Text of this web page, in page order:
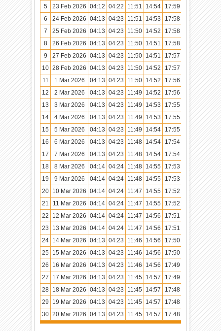
5 23 Feb 2026 04:12 04:22 11:51 14:54 17:59
19:09
6
24 Feb 2026 04:13 04:23 11:51 14:53 17:58
19:08
7
25 Feb 2026 04:13 04:23 11:50 14:52 17:58
19:08
8
26 Feb 2026 04:13 04:23 11:50 14:51 17:58
19:07
9
27 Feb 2026 04:13 04:23 11:50 14:51 17:57
19:07
10 28 Feb 2026 04:13 04:23 11:50 14:52 17:57
19:06
11
1 Mar 2026 04:13 04:23 11:50 14:52 17:56
19:06
12
2 Mar 2026 04:13 04:23 11:49 14:52 17:56
19:05
13
3 Mar 2026 04:13 04:23 11:49 14:53 17:55
19:05
14
4 Mar 2026 04:13 04:23 11:49 14:53 17:55
19:04
15
5 Mar 2026 04:13 04:23 11:49 14:54 17:55
19:04
16
6 Mar 2026 04:13 04:23 11:48 14:54 17:54
19:03
17
7 Mar 2026 04:13 04:23 11:48 14:54 17:54
19:03
18
8 Mar 2026 04:14 04:24 11:48 14:55 17:53
19:02
19
9 Mar 2026 04:14 04:24 11:48 14:55 17:53
19:02
20 10 Mar 2026 04:14 04:24 11:47 14:55 17:52
19:01
21
11 Mar 2026 04:14 04:24 11:47 14:55 17:52
19:01
22
12 Mar 2026 04:14 04:24 11:47 14:56 17:51
19:00
23
13 Mar 2026 04:14 04:24 11:47 14:56 17:51
18:59
24 14 Mar 2026 04:13 04:23 11:46 14:56 17:50
18:59
25
15 Mar 2026 04:13 04:23 11:46 14:56 17:50
18:58
26
16 Mar 2026 04:13 04:23 11:46 14:56 17:49
18:58
27
17 Mar 2026 04:13 04:23 11:45 14:57 17:49
18:57
28 18 Mar 2026 04:13 04:23 11:45 14:57 17:48
18:57
29
19 Mar 2026 04:13 04:23 11:45 14:57 17:48
18:57
30 20 Mar 2026 04:13 04:23 11:45 14:57 17:48 18:56